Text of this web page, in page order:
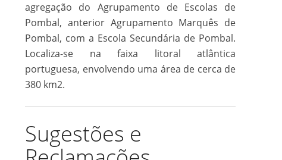
agregação do Agrupamento de Escolas de
Pombal, anterior Agrupamento Marquês de
Pombal, com a Escola Secundária de Pombal.
Localiza-se na faixa litoral atlântica
portuguesa, envolvendo uma área de cerca de
380 km2.
Sugestões e